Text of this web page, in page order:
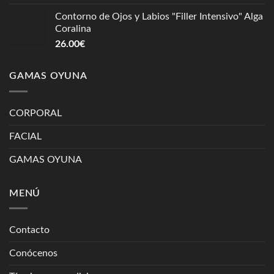
Contorno de Ojos y Labios "Filler Intensivo" Alga
Coralina
26.00€
GAMAS OYUNA
CORPORAL
FACIAL
GAMAS OYUNA
MENÚ
Contacto
Conócenos